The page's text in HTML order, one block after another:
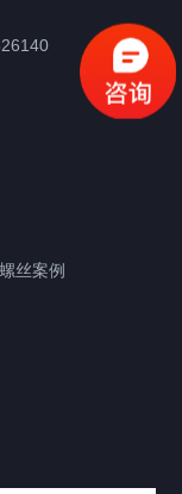
丝案例